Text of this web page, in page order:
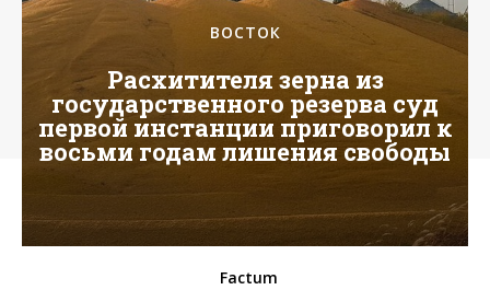
ВОСТОК
Расхитителя зерна из
государственного резерва суд
первой инстанции приговорил к
восьми годам лишения свободы
Factum